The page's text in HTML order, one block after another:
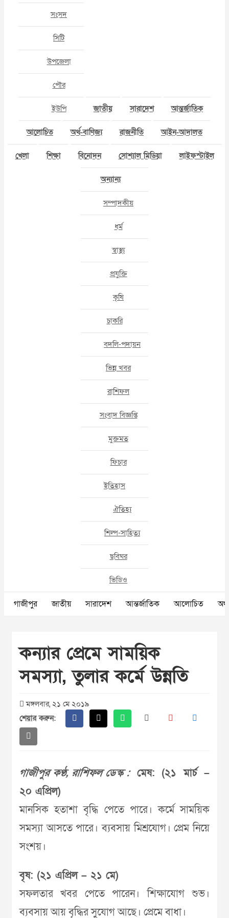
সংসদ
সিটি
উপজেলা
পৌর
ইউপি জাতীয় সারাদেশ আন্তর্জাতিক
আলোচিত অর্থ-বাণিজ্য রাজনীতি আইন-আদালত
খেলা শিক্ষা বিনোদন সোশ্যাল মিডিয়া লাইফস্টাইল
অন্যান্য
সম্পাদকীয়
ধর্ম
স্বাস্থ্য
প্রযুক্তি
কৃষি
চাকরি
বদলি-পদায়ন
ভিন্ন খবর
রাশিফল
সংবাদ বিজ্ঞপ্তি
মুক্তমত
ফিচার
ইতিহাস
ঐতিহ্য
শিল্প-সাহিত্য
ছবিঘর
ভিডিও
গাজীপুর জাতীয় সারাদেশ আন্তর্জাতিক আলোচিত
কন্যার প্রেমে সাময়িক
সমস্যা, তুলার কর্মে উন্নতি
মঙ্গলবার, ২১ মে ২০১৯
শেয়ার করুন:
গাজীপুর কণ্ঠ, রাশিফল ডেস্ক :মেষ: (২১ মার্চ –
২০ এপ্রিল)
মানসিক হতাশা বৃদ্ধি পেতে পারে। কর্মে সাময়িক
সমস্যা আসতে পারে। ব্যবসায় মিশ্রযোগ। প্রেম নিয়ে
সংশয়।
বৃষ: (২১ এপ্রিল – ২১ মে)
সফলতার খবর পেতে পারেন। শিক্ষাযোগ শুভ।
ব্যবসায় আয় বৃদ্ধির সুযোগ আছে। প্রেমে বাধা।